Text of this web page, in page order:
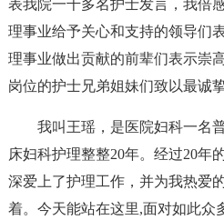
表我院一千多名护士发言，我倍
理事业给予关心和支持的领导们
理事业做出贡献的前辈们表示崇
岗位的护士兄弟姐妹们致以最诚
我叫王瑶，是医院妇科一名
床妇科护理整整20年。经过20年
深爱上了护理工作，并为我热爱
着。今天能站在这里,面对如此众